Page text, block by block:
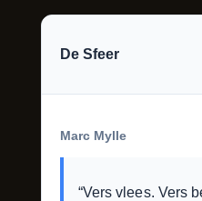
De Sfeer
Marc Mylle
“Vers vlees. Vers